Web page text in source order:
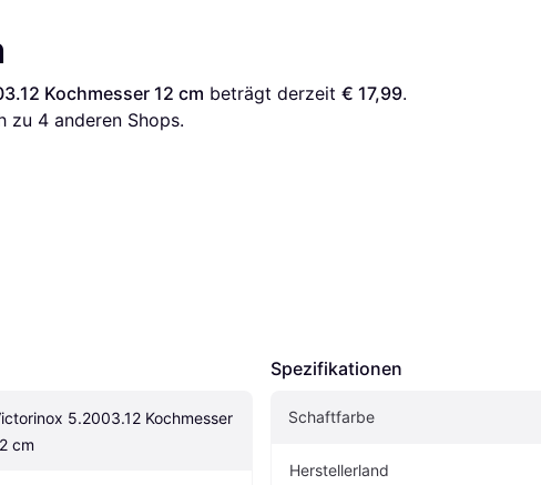
Kochmesser 12 cm beträgt derzeit € 17,99.
zu 4 anderen Shops.
5.2003.12 Kochmesser
cm
Spezifikationen
Schaftfarbe
Herstellerland